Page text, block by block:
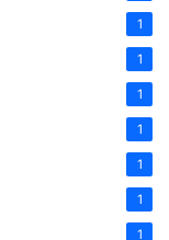
1
1
1
1
1
1
1